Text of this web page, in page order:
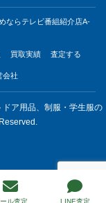
ならテレビ番組紹介店A-
買取実績 査定する
会社
ア用品、制服・学生服の
ール査定 LINE査定